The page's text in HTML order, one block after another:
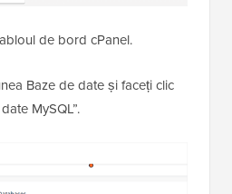
de bord cPanel.
Baze de date și faceți clic
MySQL”.